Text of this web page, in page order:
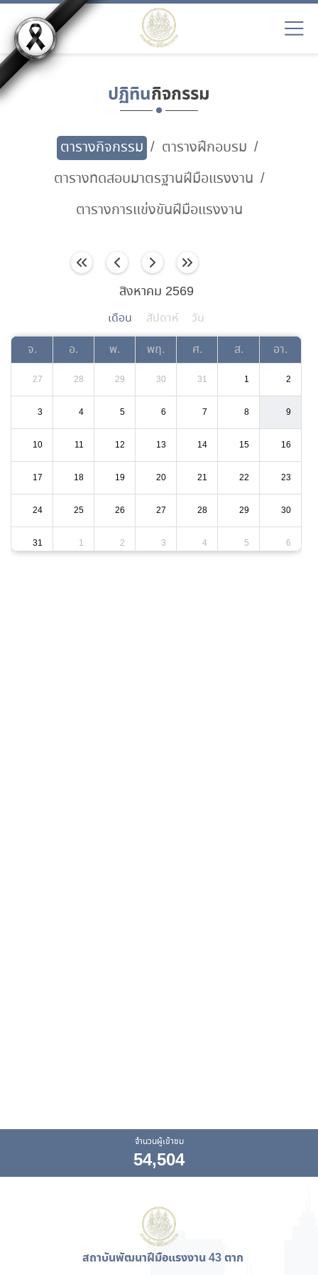
ปฏิทินกิจกรรม
ตารางกิจกรรม
ตารางฝึกอบรม
ตารางทดสอบมาตรฐานฝีมือแรงงาน
ตารางการแข่งขันฝีมือแรงงาน
จำนวนผู้เข้าชม
54,504
สถาบันพัฒนาฝีมือแรงงาน 43 ตาก